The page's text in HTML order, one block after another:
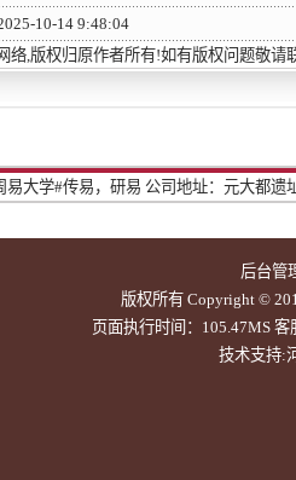
10-14 9:48:04
络,版权归原作者所有!如有版权问题敬
易大学#传易，研易 公司地址：元大都遗
后台管
版权所有 Copyright ©
页面执行时间：105.47MS
技术支持: